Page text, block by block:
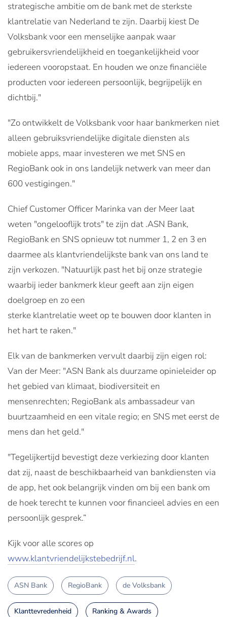
strategische ambitie om de bank met de sterkste
klantrelatie van Nederland te zijn. Daarbij kiest De
Volksbank voor een menselijke aanpak waar
gebruikersvriendelijkheid en toegankelijkheid voor
iedereen vooropstaat. En houden we onze financiële
producten voor iedereen persoonlijk, begrijpelijk en
dichtbij."
"Zo ontwikkelt de Volksbank voor haar bankmerken niet
alleen gebruiksvriendelijke digitale diensten als
mobiele apps, maar investeren we met SNS en
RegioBank ook in ons landelijk netwerk van meer dan
600 vestigingen."
Chief Customer Officer Marinka van der Meer laat
weten "ongelooflijk trots" te zijn dat .ASN Bank,
RegioBank en SNS opnieuw tot nummer 1, 2 en 3 en
daarmee als klantvriendelijkste bank van ons land te
zijn verkozen. "Natuurlijk past het bij onze strategie
waarbij ieder bankmerk kleur geeft aan zijn eigen
doelgroep en zo een
sterke klantrelatie weet op te bouwen door klanten in
het hart te raken."
Elk van de bankmerken vervult daarbij zijn eigen rol:
Van der Meer: "ASN Bank als duurzame opinieleider op
het gebied van klimaat, biodiversiteit en
mensenrechten; RegioBank als ambassadeur van
buurtzaamheid en een vitale regio; en SNS met eerst de
mens dan het geld."
"Tegelijkertijd bevestigt deze verkiezing door klanten
dat zij, naast de beschikbaarheid van bankdiensten via
de app, het ook belangrijk vinden om bij een bank om
de hoek terecht te kunnen voor financieel advies en een
persoonlijk gesprek.”
Kijk voor alle scores op
www.klantvriendelijkstebedrijf.nl.
ASN Bank RegioBank de Volksbank
Klanttevredenheid Ranking & Awards